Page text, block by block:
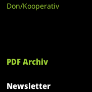
Don/Kooperativ
PDF Archiv
Newsletter